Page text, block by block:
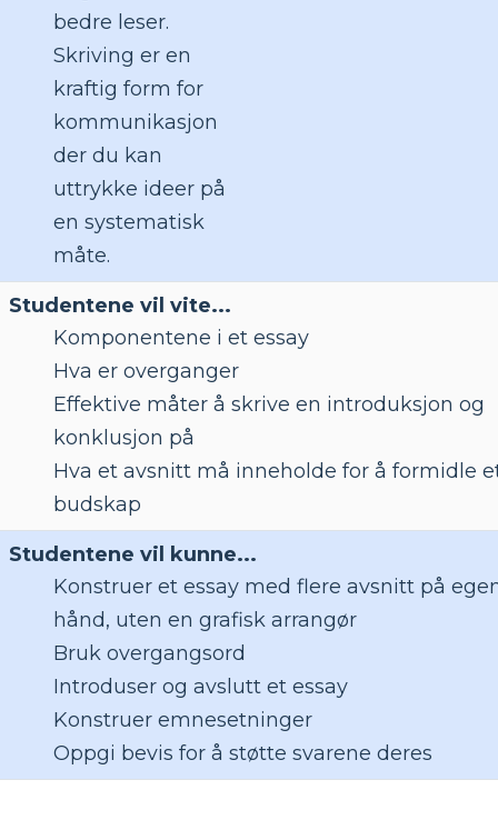
bedre leser.
Skriving er en
kraftig form for
kommunikasjon
der du kan
uttrykke ideer på
en systematisk
måte.
Studentene vil vite...
Komponentene i et essay
Hva er overganger
Effektive måter å skrive en introduksjon og
konklusjon på
Hva et avsnitt må inneholde for å formidle
budskap
Studentene vil kunne...
Konstruer et essay med flere avsnitt på
hånd, uten en grafisk arrangør
Bruk overgangsord
Introduser og avslutt et essay
Konstruer emnesetninger
Oppgi bevis for å støtte svarene deres